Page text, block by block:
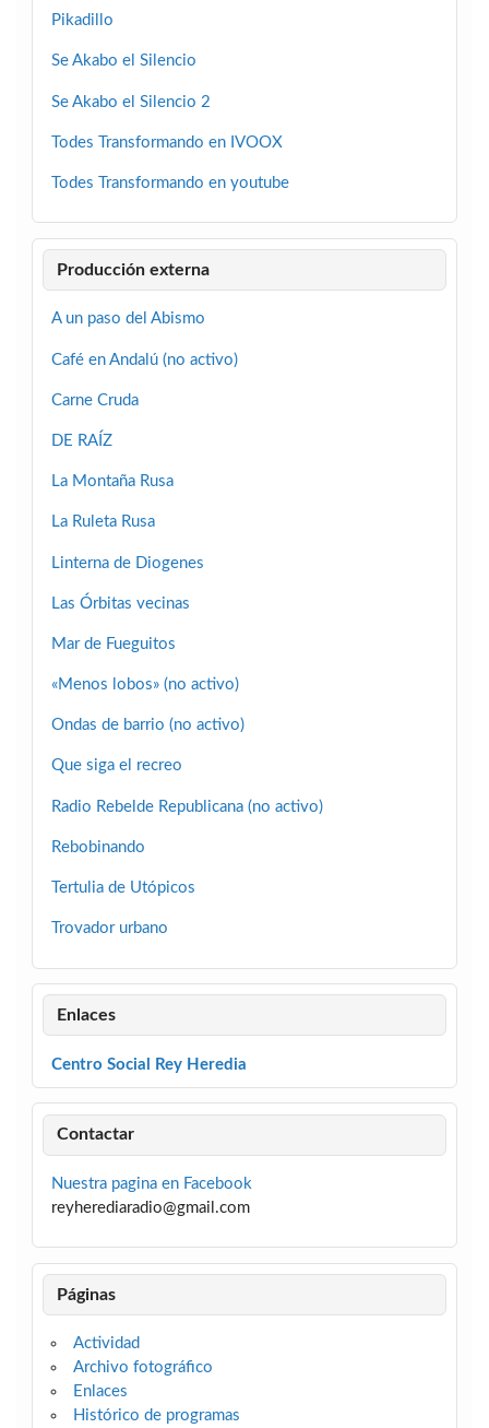
Pikadillo
Se Akabo el Silencio
Se Akabo el Silencio 2
Todes Transformando en IVOOX
Todes Transformando en youtube
Producción externa
A un paso del Abismo
Café en Andalú (no activo)
Carne Cruda
DE RAÍZ
La Montaña Rusa
La Ruleta Rusa
Linterna de Diogenes
Las Órbitas vecinas
Mar de Fueguitos
«Menos lobos» (no activo)
Ondas de barrio (no activo)
Que siga el recreo
Radio Rebelde Republicana (no activo)
Rebobinando
Tertulia de Utópicos
Trovador urbano
Enlaces
Centro Social Rey Heredia
Contactar
Nuestra pagina en Facebook
reyherediaradio@gmail.com
Páginas
Actividad
Archivo fotográfico
Enlaces
Histórico de programas